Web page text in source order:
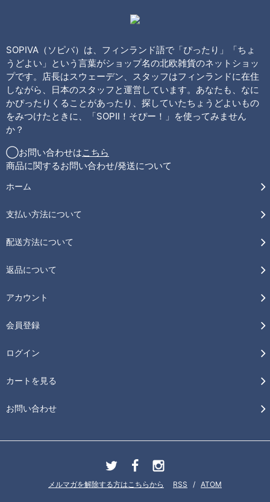
SOPIVA（ソピバ）は、フィンランド語で「ぴったり」「ちょ
うどよい」という言葉がショップ名の北欧雑貨のネットショッ
プです。店長はスウェーデン、スタッフはフィンランドに在住
しながら、日本のスタッフと運営しています。あなたも、なに
かぴったりくることがあったり、探していたちょうどよいもの
をみつけたときに、「SOPII！そぴー！」を使ってみません
か？
◯お問い合わせはこちら
商品に関するお問い合わせ/発送について
ホーム
支払い方法について
配送方法について
返品について
アカウント
会員登録
ログイン
カートを見る
お問い合わせ
メルマガを解除する方はこちらから RSS / ATOM